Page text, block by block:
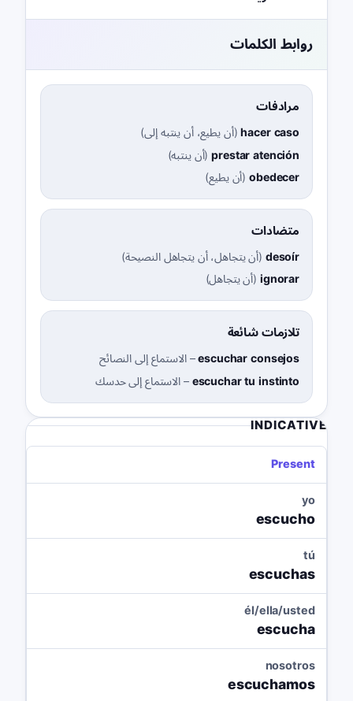
روابط الكلمات
مرادفات
hacer caso
(أن يطيع، أن ينتبه إلى)
prestar atención
(أن ينتبه)
obedecer
(أن يطيع)
متضادات
desoír
(أن يتجاهل، أن يتجاهل النصيحة)
ignorar
(أن يتجاهل)
تلازمات شائعة
escuchar consejos
–الاستماع إلى النصائح
escuchar tu instinto
–الاستماع إلى حدسك
INDICATIVE
Present
yo
escucho
tú
escuchas
él/ella/usted
escucha
nosotros
escuchamos